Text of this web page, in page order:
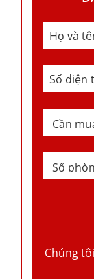
Chúng